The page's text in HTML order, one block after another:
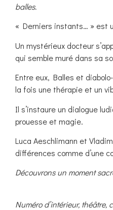
balles.
« Derniers instants… » est
Un mystérieux docteur
qui semble muré dans sa
Entre eux, Balles et
la fois une thérapie et un
Il s’instaure un dialogue
prouesse et magie.
Luca Aeschlimann et
différences comme d’une
Découvrons un moment
Numéro d’intérieur,